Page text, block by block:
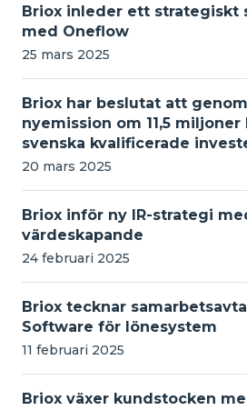
Briox inleder ett strategiskt
med Oneflow
25 mars 2025
Briox har beslutat att
nyemission om 11,5
svenska kvalificerade
20 mars 2025
Briox inför ny IR-strategi
värdeskapande
24 februari 2025
Briox tecknar
Software för lönesystem
11 februari 2025
Briox växer kundstocken